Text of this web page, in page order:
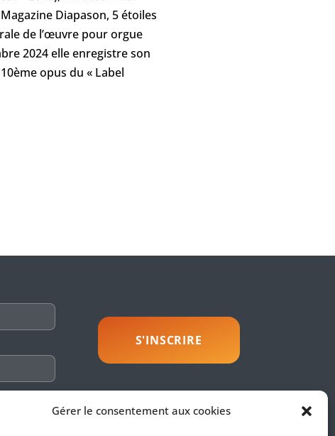
Gérer le consentement aux cookies
Diapason, 5 étoiles
de l’œuvre pour orgue
2024 elle enregistre son
opus du « Label